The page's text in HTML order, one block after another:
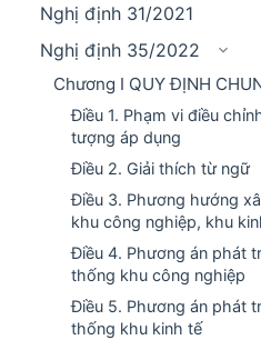
Nghị định 31/2021
Nghị định 35/2022
Chương I QUY ĐỊNH
Điều 1. Phạm vi điều
tượng áp dụng
Điều 2. Giải thích từ ngữ
Điều 3. Phương hướng
khu công nghiệp, khu
Điều 4. Phương án phát
thống khu công nghiệp
Điều 5. Phương án phát
thống khu kinh tế